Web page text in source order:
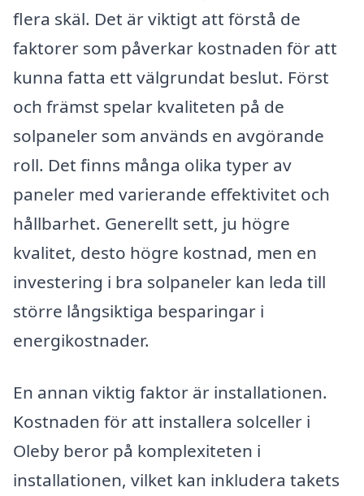
flera skäl. Det är viktigt att förstå de
faktorer som påverkar kostnaden för att
kunna fatta ett välgrundat beslut. Först
och främst spelar kvaliteten på de
solpaneler som används en avgörande
roll. Det finns många olika typer av
paneler med varierande effektivitet och
hållbarhet. Generellt sett, ju högre
kvalitet, desto högre kostnad, men en
investering i bra solpaneler kan leda till
större långsiktiga besparingar i
energikostnader.
En annan viktig faktor är installationen.
Kostnaden för att installera solceller i
Oleby beror på komplexiteten i
installationen, vilket kan inkludera takets